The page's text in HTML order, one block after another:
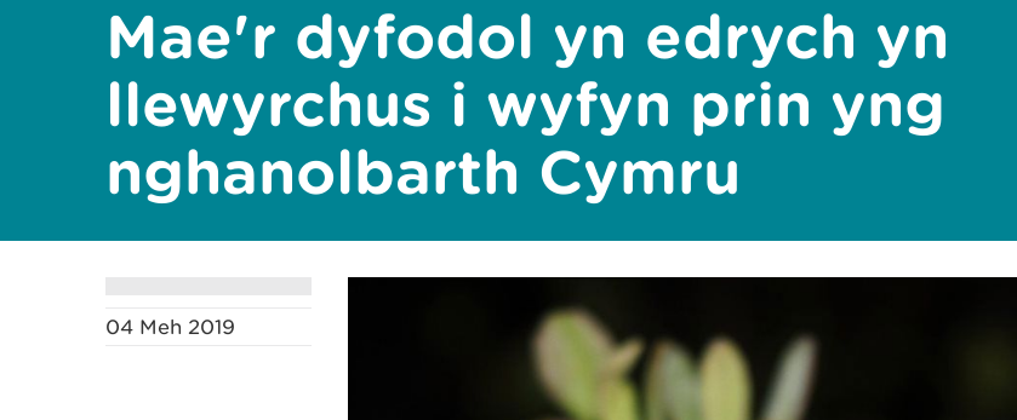
Mae'r dyfodol yn edrych yn
llewyrchus i wyfyn prin yng
nghanolbarth Cymru
04 Meh 2019